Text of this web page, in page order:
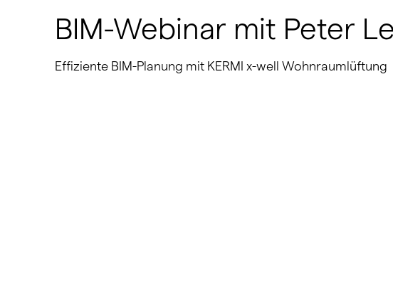
BIM-Webinar mit Peter
Effiziente BIM-Planung mit KERMI x-well Wohnraumlüftung